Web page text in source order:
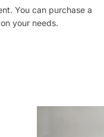
You can purchase a
your needs.